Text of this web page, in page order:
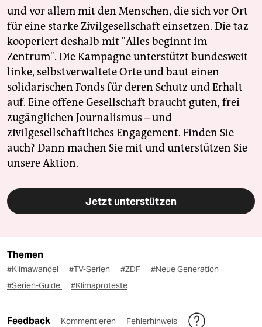
und vor allem mit den Menschen, die sich vor Ort
für eine starke Zivilgesellschaft einsetzen. Die taz
kooperiert deshalb mit "Alles beginnt im
Zentrum". Die Kampagne unterstützt bundesweit
linke, selbstverwaltete Orte und baut einen
solidarischen Fonds für deren Schutz und Erhalt
auf. Eine offene Gesellschaft braucht guten, frei
zugänglichen Journalismus – und
zivilgesellschaftliches Engagement. Finden Sie
auch? Dann machen Sie mit und unterstützen Sie
unsere Aktion.
Jetzt unterstützen
Themen
#Klimawandel #TV-Serien #ZDF
#Neue Generation
#Serien-Guide
#Klimaproteste
Feedback Kommentieren Fehlerhinweis